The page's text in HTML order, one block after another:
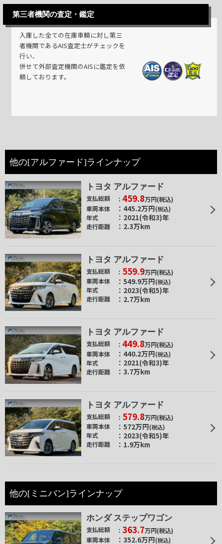
第三者機関の査定・鑑定
入庫した全ての在庫車輌に対し第三
者機関であるAIS査定士がチェックを
行い、
併せて外部査定機関のAISに鑑定を依
頼しております。
他の[アルファード]ラインナップ
トヨタ アルファード
支払総額 459.8万円(税込)
車両本体
445.2万円(税込)
年式 2021(令和3)年
走行距離 2.3万km
トヨタ アルファード
支払総額 559.9万円(税込)
車両本体
549.9万円(税込)
年式 2023(令和5)年
走行距離 2.7万km
トヨタ アルファード
支払総額 449.8万円(税込)
車両本体
440.2万円(税込)
年式 2021(令和3)年
走行距離 3.7万km
トヨタ アルファード
支払総額 579.8万円(税込)
車両本体
572万円(税込)
年式 2023(令和5)年
走行距離 1.9万km
他の[ミニバン]ラインナップ
ホンダ ステップワゴン
支払総額 363.7万円(税込)
車両本体
352.6万円(税込)